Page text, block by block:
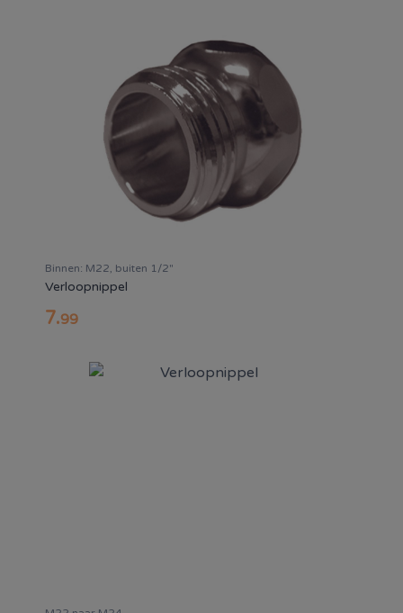
Binnen: M22, buiten 1/2"
Verloopnippel
7.99